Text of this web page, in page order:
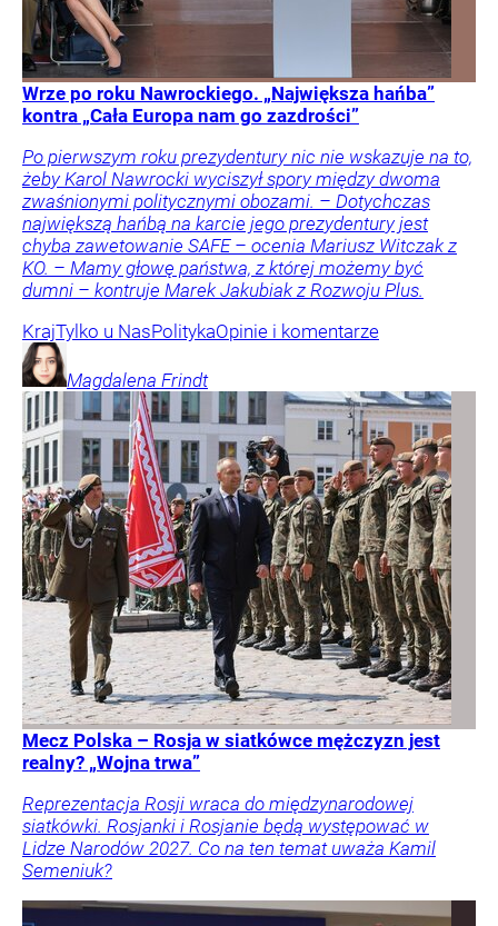
Wrze po roku Nawrockiego. „Największa hańba”
kontra „Cała Europa nam go zazdrości”
Po pierwszym roku prezydentury nic nie wskazuje na to,
żeby Karol Nawrocki wyciszył spory między dwoma
zwaśnionymi politycznymi obozami. – Dotychczas
największą hańbą na karcie jego prezydentury jest
chyba zawetowanie SAFE – ocenia Mariusz Witczak z
KO. – Mamy głowę państwa, z której możemy być
dumni – kontruje Marek Jakubiak z Rozwoju Plus.
KrajTylko u NasPolitykaOpinie i komentarze
Magdalena Frindt
Mecz Polska – Rosja w siatkówce mężczyzn jest
realny? „Wojna trwa”
Reprezentacja Rosji wraca do międzynarodowej
siatkówki. Rosjanki i Rosjanie będą występować w
Lidze Narodów 2027. Co na ten temat uważa Kamil
Semeniuk?